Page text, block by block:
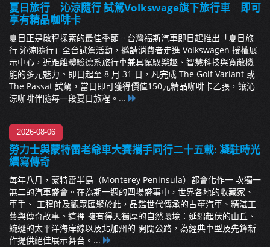
夏日旅行 沁涼隨行 試駕Volkswage旗下旅行車 即可
享有精品咖啡卡
夏日正是啟程探索的最佳季節。台灣福斯汽車即日起推出「夏日旅
行 沁涼隨行」全台試駕活動，邀請消費者走進 Volkswagen 授權展
示中心，近距離體驗德系旅行車兼具駕馭樂趣、智慧科技與寬敞機
能的多元魅力。即日起至 8 月 31 日，凡完成 The Golf Variant 或
The Passat 試駕，當日即可獲得價值150元精品咖啡卡乙張，讓沁
涼咖啡伴隨每一段夏日旅程。...
2026-08-06
勞力士與蒙特雷老爺車大賽攜手同行二十五載: 凝駐時光
續寫傳奇
每年八月，蒙特雷半島（Monterey Peninsula）都會化作一 次獨一
無二的汽車盛會。在為期一週的四場盛事中，世界各地的收藏家、
車手、 工程師及觀眾匯聚於此，品鑑世代傳承的古董汽車、精湛工
藝與傳奇故事。這裡 擁有得天獨厚的自然環境：延綿起伏的山丘、
蜿蜒的太平洋海岸線以及北加州的 開闊公路，為經典車型及先鋒新
作提供絕佳展示舞台。...